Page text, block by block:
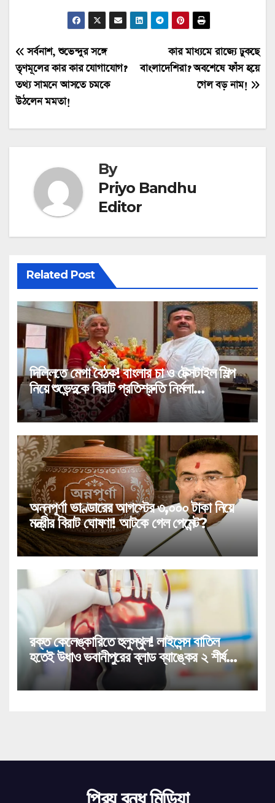
Post
navigation
কার মাধ্যমে রাজ্যে ঢুকছে
বাংলাদেশিরা? অবশেষে ফাঁস হয়ে
গেল বড় নাম!
সর্বনাশ, শুভেন্দুর সঙ্গে
তৃণমূলের কার কার যোগাযোগ?
তথ্য সামনে আসতে চমকে
উঠলেন মমতা!
By
Priyo Bandhu
Editor
Related Post
দিল্লিতে মেগা বৈঠক! বাংলার চা ও টেক্সটাইল শিল্প
নিয়ে শুভেন্দুকে বিরাট প্রতিশ্রুতি নির্মলা
সীতারামণের!
অন্নপূর্ণা ভাণ্ডারের আগস্টের ৩,০০০ টাকা নিয়ে
মন্ত্রীর বিরাট ঘোষণা! আটকে গেল পেমেন্ট?
রক্ত কেলেঙ্কারিতে হুলুস্থুল! লাইসেন্স বাতিল
হতেই উধাও ভবানীপুরের ব্লাড ব্যাঙ্কের ২ শীর্ষ
কর্তা!